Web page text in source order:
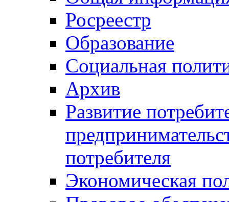
Росреестр
Образование
Социальная
Архив
Развитие
потребителя
Экономическая